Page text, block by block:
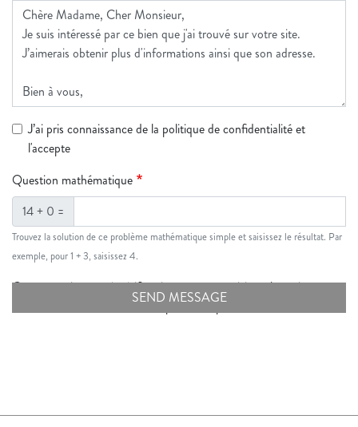
J’ai pris connaissance de la politique de confidentialité et
l'accepte
Question mathématique
14 + 0 =
Trouvez la solution de ce problème mathématique simple et saisissez le résultat. Par
exemple, pour 1 + 3, saisissez 4.
Cette question sert à vérifier si vous êtes un visiteur humain ou non
afin d'éviter les soumissions de pourriel (spam) automatisées.